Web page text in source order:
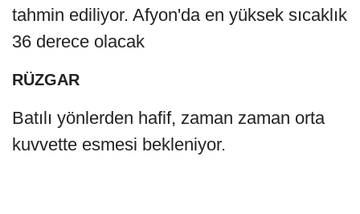
tahmin ediliyor. Afyon'da en yüksek sıcaklık
36 derece olacak
RÜZGAR
Batılı yönlerden hafif, zaman zaman orta
kuvvette esmesi bekleniyor.